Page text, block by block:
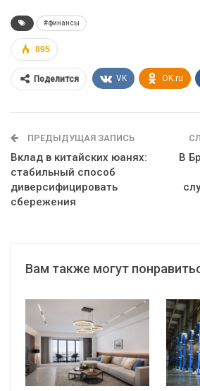
#финансы
895
Поделится VK OK.ru
ПРЕДЫДУЩАЯ ЗАПИСЬ
Вклад в китайских юанях:
стабильный способ
диверсифицировать
сбережения
В
Вам также могут